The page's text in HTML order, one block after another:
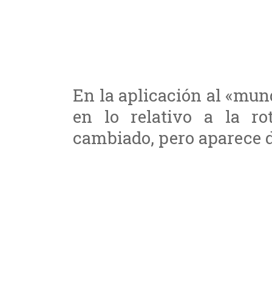
En la aplicación al
en lo relativo a la
cambiado, pero aparece